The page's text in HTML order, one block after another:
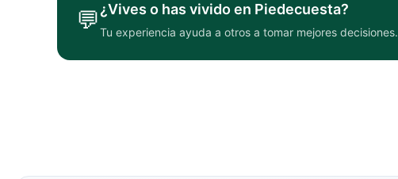
💬¿Vives o has vivido en Piedecuesta?
Tu experiencia ayuda a otros a tomar mejores decisiones.